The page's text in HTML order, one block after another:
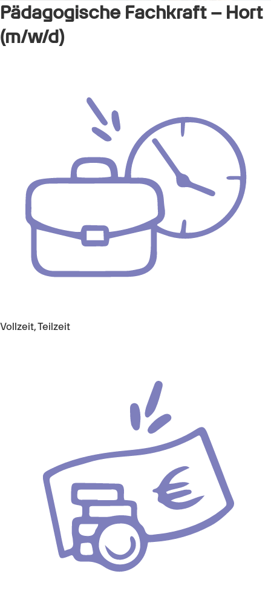
Pädagogische Fachkraft – Hort
(m/w/d)
Vollzeit, Teilzeit